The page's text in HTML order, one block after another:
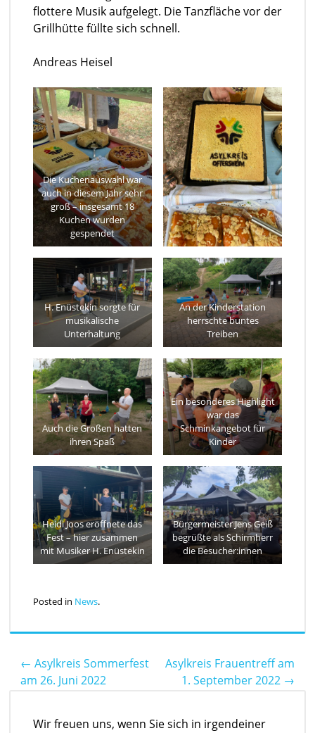
flottere Musik aufgelegt. Die Tanzfläche vor der
Grillhütte füllte sich schnell.
Andreas Heisel
Die Kuchenauswahl war
auch in diesem Jahr sehr
groß – insgesamt 18
Kuchen wurden
gespendet
H. Enüstekin sorgte für
musikalische
Unterhaltung
An der Kinderstation
herrschte buntes
Treiben
Auch die Großen hatten
ihren Spaß
Ein besonderes Highlight
war das
Schminkangebot für
Kinder
Heidi Joos eröffnete das
Fest – hier zusammen
mit Musiker H. Enüstekin
Bürgermeister Jens Geiß
begrüßte als Schirmherr
die Besucher:innen
Posted in News.
Post navigation
← Asylkreis Sommerfest
am 26. Juni 2022
Asylkreis Frauentreff am
1. September 2022 →
Wir freuen uns, wenn Sie sich in irgendeiner